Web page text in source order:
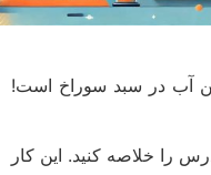
در سبد سوراخ است!
خلاصه کنید. این کار